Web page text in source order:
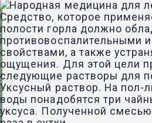
Средство, которое
полости горла должно
противовоспалительными
свойствами, а также
ощущения. Для этой цели
следующие растворы для
Уксусный раствор. На пол-
воды понадобятся три
уксуса. Полученной